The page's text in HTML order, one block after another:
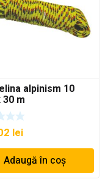
alpinism 10
30 m
lei
Adaugă în coș